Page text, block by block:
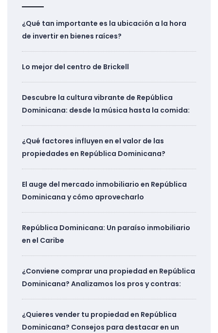
¿Qué tan importante es la ubicación a la hora
de invertir en bienes raíces?
Lo mejor del centro de Brickell
Descubre la cultura vibrante de República
Dominicana: desde la música hasta la comida:
¿Qué factores influyen en el valor de las
propiedades en República Dominicana?
El auge del mercado inmobiliario en República
Dominicana y cómo aprovecharlo
República Dominicana: Un paraíso inmobiliario
en el Caribe
¿Conviene comprar una propiedad en República
Dominicana? Analizamos los pros y contras:
¿Quieres vender tu propiedad en República
Dominicana? Consejos para destacar en un